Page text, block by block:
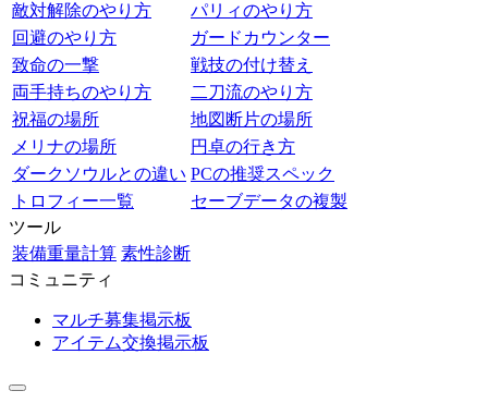
敵対解除のやり方
パリィのやり方
回避のやり方
ガードカウンター
致命の一撃
戦技の付け替え
両手持ちのやり方
二刀流のやり方
祝福の場所
地図断片の場所
メリナの場所
円卓の行き方
ダークソウルとの違い PCの推奨スペック
トロフィー一覧
セーブデータの複製
ツール
装備重量計算 素性診断
コミュニティ
マルチ募集掲示板
アイテム交換掲示板